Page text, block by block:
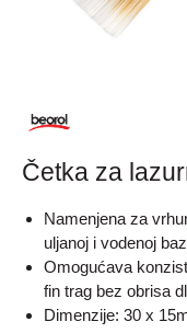
Četka za
Namenjena za
uljanoj i vodenoj
Omogućava
fin trag bez obrisa
Dimenzije: 30 x